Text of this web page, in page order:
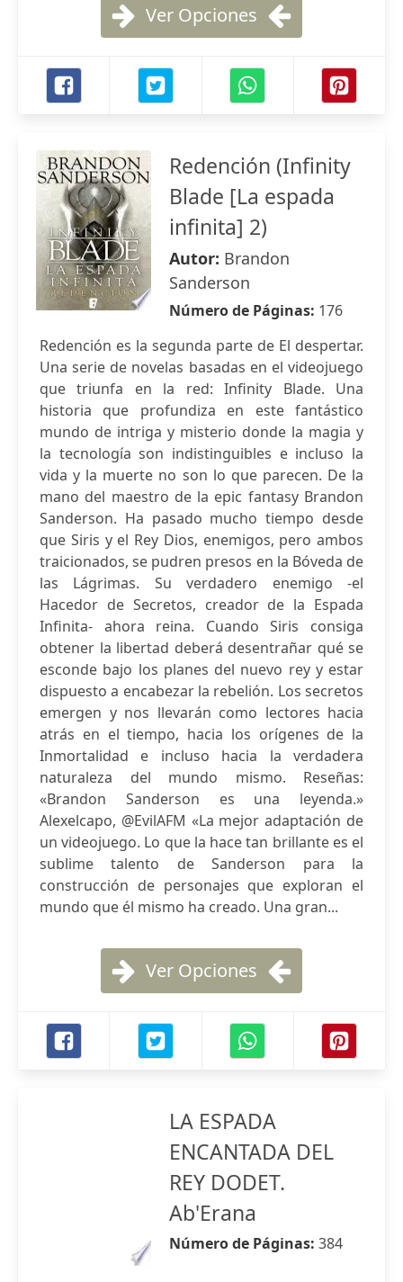
Ver Opciones
Redención (Infinity
Blade [La espada
infinita] 2)
Autor: Brandon
Sanderson
Número de Páginas: 176
Redención es la segunda parte de El despertar.
Una serie de novelas basadas en el videojuego
que triunfa en la red: Infinity Blade. Una
historia que profundiza en este fantástico
mundo de intriga y misterio donde la magia y
la tecnología son indistinguibles e incluso la
vida y la muerte no son lo que parecen. De la
mano del maestro de la epic fantasy Brandon
Sanderson. Ha pasado mucho tiempo desde
que Siris y el Rey Dios, enemigos, pero ambos
traicionados, se pudren presos en la Bóveda de
las Lágrimas. Su verdadero enemigo -el
Hacedor de Secretos, creador de la Espada
Infinita- ahora reina. Cuando Siris consiga
obtener la libertad deberá desentrañar qué se
esconde bajo los planes del nuevo rey y estar
dispuesto a encabezar la rebelión. Los secretos
emergen y nos llevarán como lectores hacia
atrás en el tiempo, hacia los orígenes de la
Inmortalidad e incluso hacia la verdadera
naturaleza del mundo mismo. Reseñas:
«Brandon Sanderson es una leyenda.»
Alexelcapo, @EvilAFM «La mejor adaptación de
un videojuego. Lo que la hace tan brillante es el
sublime talento de Sanderson para la
construcción de personajes que exploran el
mundo que él mismo ha creado. Una gran...
Ver Opciones
LA ESPADA
ENCANTADA DEL
REY DODET.
Ab'Erana
Número de Páginas: 384